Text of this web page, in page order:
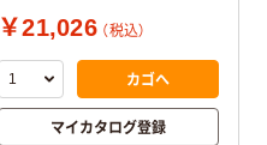
￥21,026 （税込）
カゴへ
マイカタログ登録